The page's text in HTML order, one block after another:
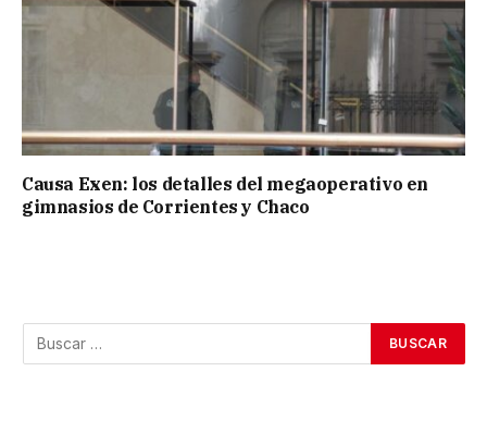
Causa Exen: los detalles del megaoperativo en
gimnasios de Corrientes y Chaco